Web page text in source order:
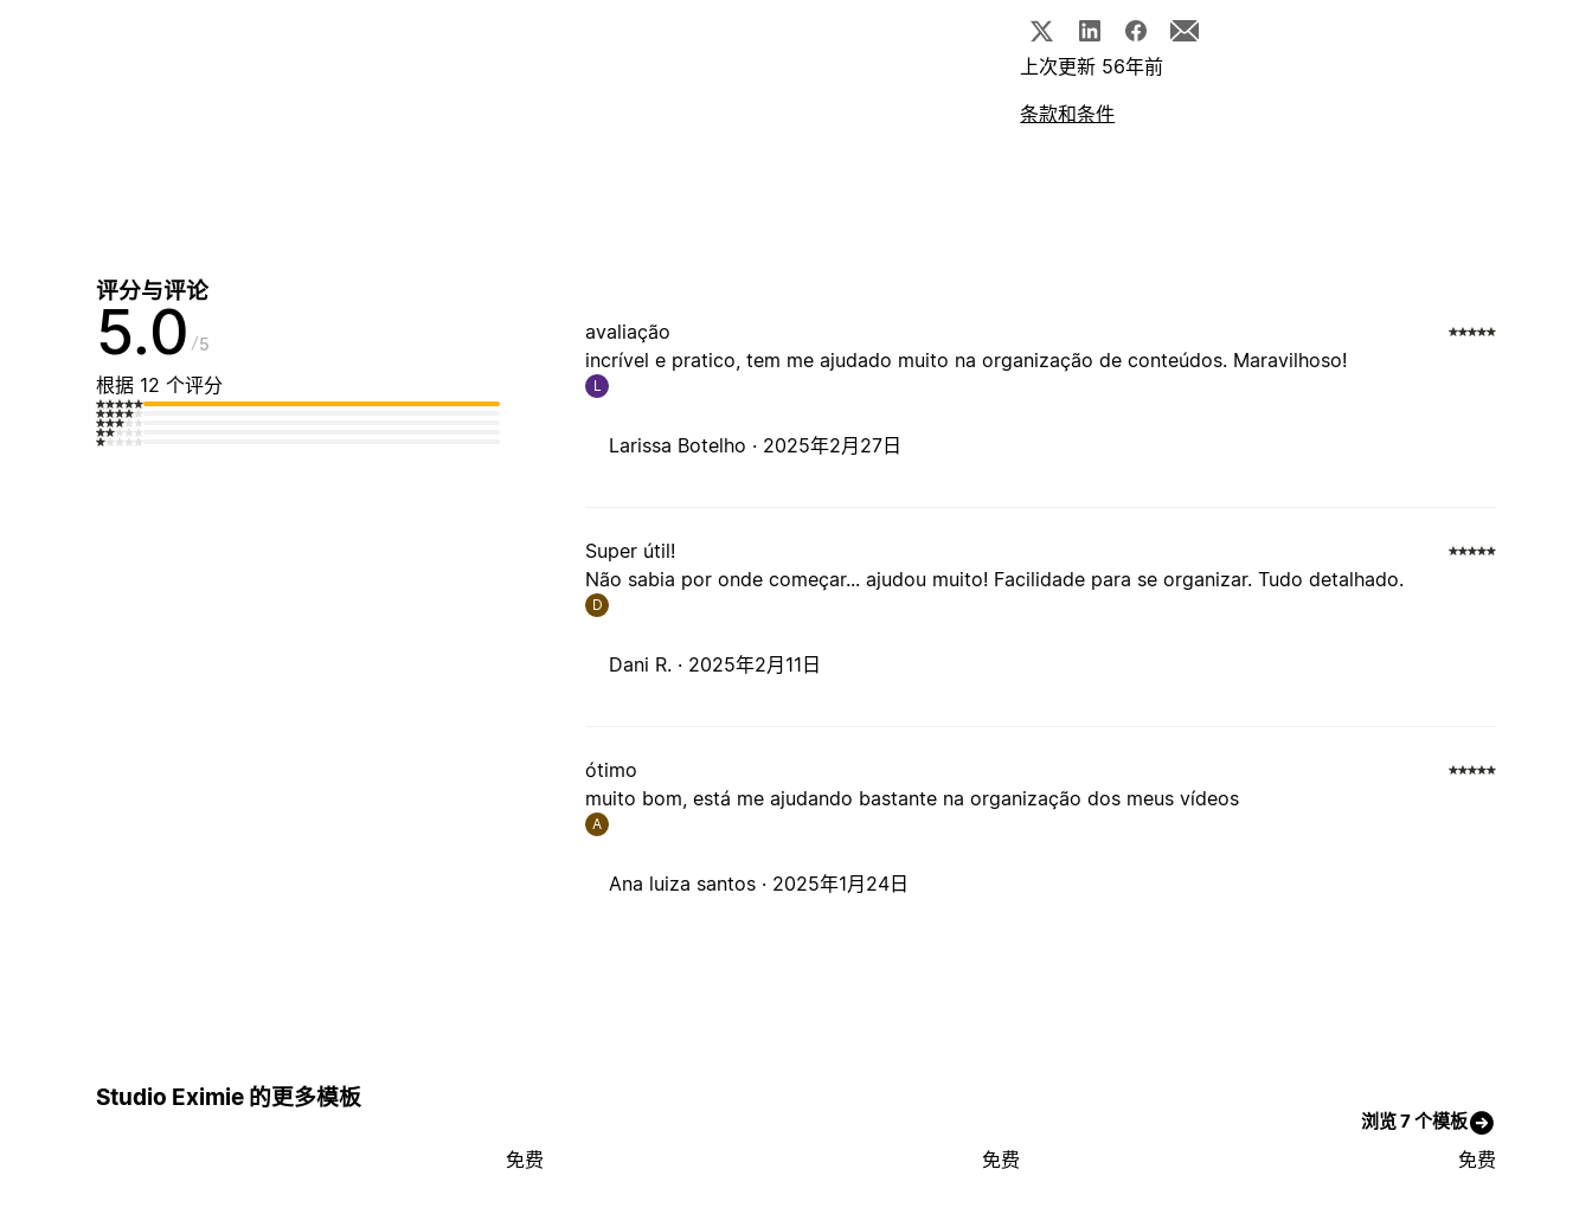
上次更新 56年前
条款和条件
评分与评论
5.0 5
根据 12 个评分
avaliação
incrível e pratico, tem me ajudado muito na organização de conteúdos. Maravilhoso!
L
Larissa Botelho · 2025年2月27日
Super útil!
Não sabia por onde começar... ajudou muito! Facilidade para se organizar. Tudo detalhado.
D
Dani R. · 2025年2月11日
ótimo
muito bom, está me ajudando bastante na organização dos meus vídeos
A
Ana luiza santos · 2025年1月24日
Studio Eximie 的更多模板
浏览 7 个模板
免费 免费 免费